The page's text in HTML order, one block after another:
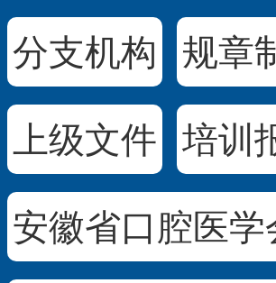
分支机构 规章
上级文件 培训
安徽省口腔医